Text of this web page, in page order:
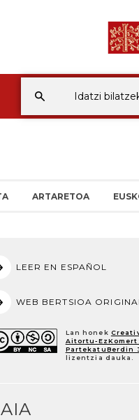
ARTARETOA
LEER EN ESPAÑOL
WEB BERTSIOA
Lan honek
Aitortu-
PartekatuBerdin
lizentzia dauka.